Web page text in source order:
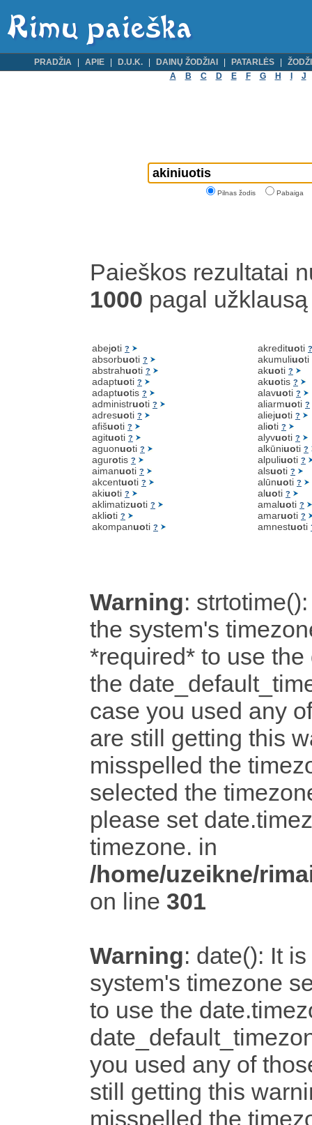
PRADŽIA APIE D.U.K. DAINŲ ŽODŽIAI PATARLĖS
A
B C D E F G H J
Pilnas žodis Pabaiga
Paieškos rezultatai
1000 pagal
abejoti ?
absorbuoti ?
abstrahuoti ?
adaptuoti ?
adaptuotis ?
administruoti ?
adresuoti ?
afišuoti ?
agituoti ?
aguonuoti ?
agurotis ?
aimanuoti ?
akcentuoti ?
akiuoti ?
aklimatizuoti ?
aklioti ?
akompanuoti ?
akredituoti ?
akumuliuoti
akuoti ?
akuotis ?
alavuoti ?
aliarmuoti ?
aliejuoti ?
alioti ?
alyvuoti ?
alkūniuoti ?
alpuliuoti ?
alsuoti ?
alūnuoti ?
aluoti ?
amaluoti ?
amaruoti ?
amnestuoti
Warning:
the system's
*required* to use
the
case you used any
are still getting this
misspelled the
selected the
please set
timezone. in
/home/uzeikne/
on line 301
Warning: date(): It
system's timezone
to use the
you used any of
still getting this
misspelled the